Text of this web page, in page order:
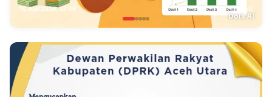
10 Agu 2026, 10.46 0